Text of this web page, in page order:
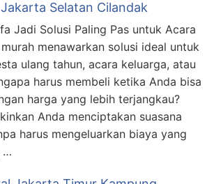
Selatan Cilandak
Jadi Solusi Paling Pas untuk Acara
menawarkan solusi ideal untuk
ulang tahun, acara keluarga, atau
harus membeli ketika Anda bisa
harga yang lebih terjangkau?
Anda menciptakan suasana
harus mengeluarkan biaya yang
…